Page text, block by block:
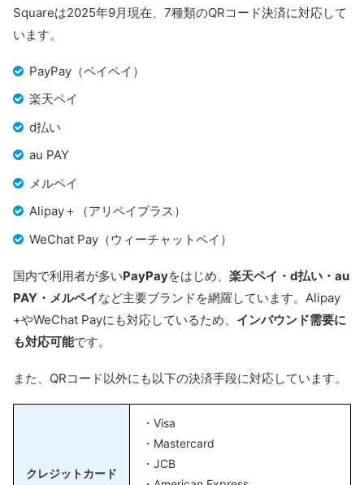
Squareは2025年9月現在、7種類のQRコード決済に対応して
います。
PayPay（ペイペイ）
楽天ペイ
d払い
au PAY
メルペイ
Alipay＋（アリペイプラス）
WeChat Pay（ウィーチャットペイ）
国内で利用者が多いPayPayをはじめ、 楽天ペイ・d払い・au
PAY・メルペイなど主要ブランドを網羅しています。Alipay
+やWeChat Payにも対応しているため、 インバウンド需要に
も対応可能です。
また、QRコード以外にも以下の決済手段に対応しています。
クレジットカード
・Visa
・Mastercard
・JCB